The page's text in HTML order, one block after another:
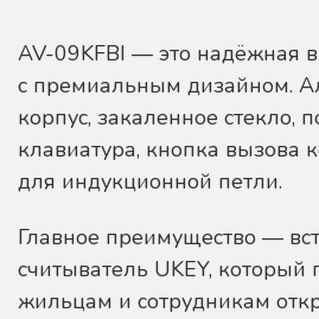
AV-09KFBI — это надёжная
с премиальным дизайном.
корпус, закаленное стекло,
клавиатура, кнопка вызова
для индукционной петли.
Главное преимущество —
считыватель UKEY, который
жильцам и сотрудникам